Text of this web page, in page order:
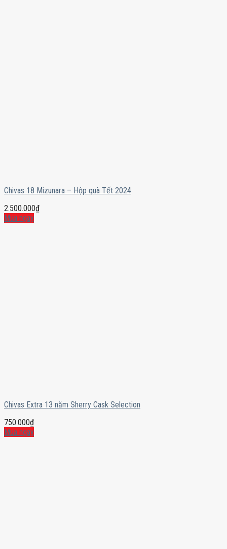
Chivas 18 Mizunara – Hộp quà Tết 2024
2.500.000₫
Mua ngay
Chivas Extra 13 năm Sherry Cask Selection
750.000₫
Mua ngay